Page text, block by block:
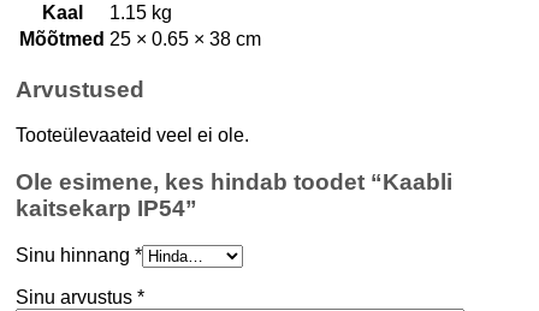
Kaal
1.15 kg
Mõõtmed 25 × 0.65 × 38 cm
Arvustused
Tooteülevaateid veel ei ole.
Ole esimene, kes hindab toodet “Kaabli
kaitsekarp IP54”
Sinu hinnang *
Sinu arvustus *